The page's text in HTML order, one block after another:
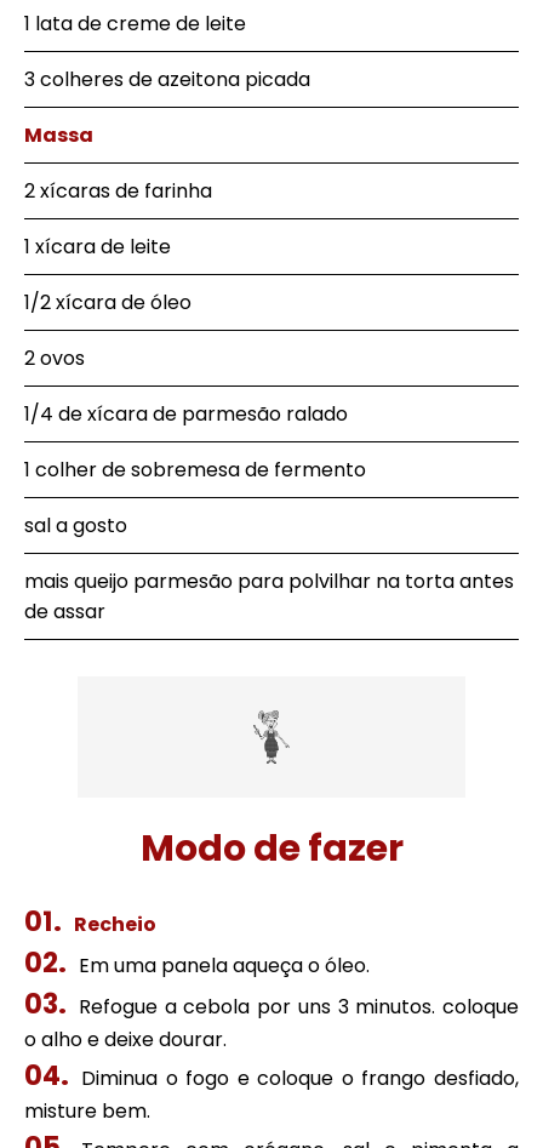
1 lata de creme de leite
3 colheres de azeitona picada
Massa
2 xícaras de farinha
1 xícara de leite
1/2 xícara de óleo
2 ovos
1/4 de xícara de parmesão ralado
1 colher de sobremesa de fermento
sal a gosto
mais queijo parmesão para polvilhar na torta antes
de assar
Modo de fazer
Recheio
Em uma panela aqueça o óleo.
Refogue a cebola por uns 3 minutos. coloque
o alho e deixe dourar.
Diminua o fogo e coloque o frango desfiado,
misture bem.